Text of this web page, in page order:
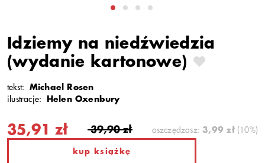
Idziemy na niedźwiedzia
(wydanie kartonowe)
tekst:
Michael Rosen
ilustracje:
Helen Oxenbury
35,91 zł 39,90 zł oszczędzasz:3,99 zł(10%)
kup książkę